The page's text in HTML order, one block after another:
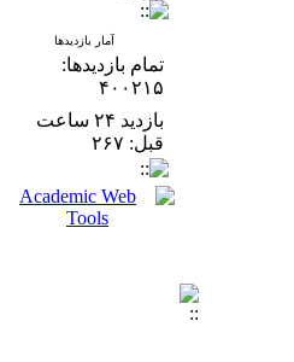
آمار بازدیدها
تمام بازدید‌ها:
۴۰۰۲۱۵
بازدید ۲۴ ساعت
قبل: ۲۶۷